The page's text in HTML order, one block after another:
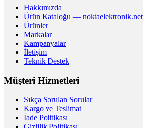
Hakkımızda
Ürün Kataloğu — noktaelektronik.net
Ürünler
Markalar
Kampanyalar
İletişim
Teknik Destek
Müşteri Hizmetleri
Sıkça Sorulan Sorular
Kargo ve Teslimat
İade Politikası
Gizlilik Politikası